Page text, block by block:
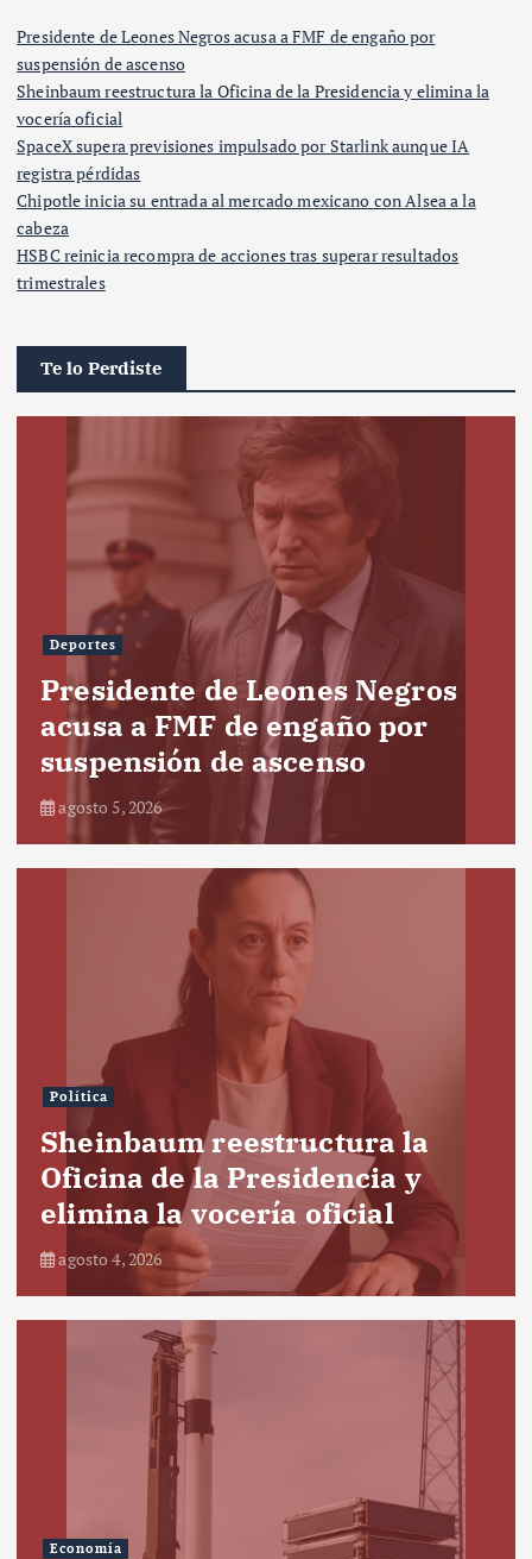
Presidente de Leones Negros acusa a FMF de engaño por
suspensión de ascenso
Sheinbaum reestructura la Oficina de la Presidencia y elimina la
vocería oficial
SpaceX supera previsiones impulsado por Starlink aunque IA
registra pérdidas
Chipotle inicia su entrada al mercado mexicano con Alsea a la
cabeza
HSBC reinicia recompra de acciones tras superar resultados
trimestrales
Te lo Perdiste
Deportes
Presidente de Leones Negros
acusa a FMF de engaño por
suspensión de ascenso
agosto 5, 2026
Política
Sheinbaum reestructura la
Oficina de la Presidencia y
elimina la vocería oficial
agosto 4, 2026
Economía